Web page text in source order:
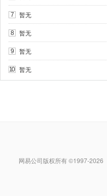
7 暂无
8 暂无
9 暂无
10 暂无
网易公司版权所有 ©1997-2026